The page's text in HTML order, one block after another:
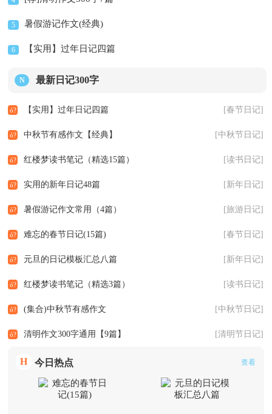
5 暑假游记作文(经典)
6 【实用】过年日记四篇
N 最新日记300字
[春节日记]
【实用】过年日记四篇
[中秋节日记]
中秋节有感作文【经典】
[读书日记]
红楼梦读书笔记（精选15篇）
[新年日记]
实用的新年日记48篇
[旅游日记]
暑假游记作文常用（4篇）
[春节日记]
难忘的春节日记(15篇)
[新年日记]
元旦的日记模板汇总八篇
[读书日记]
红楼梦读书笔记（精选3篇）
[中秋节日记]
(集合)中秋节有感作文
[清明节日记]
清明作文300字通用【9篇】
H 今日热点 查看